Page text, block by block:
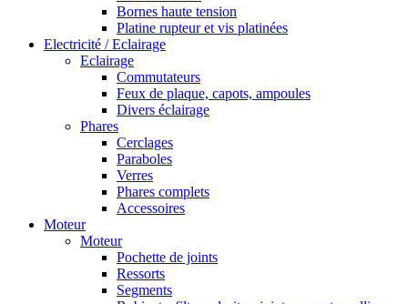
Bornes haute tension
Platine rupteur et vis platinées
Electricité / Eclairage
Eclairage
Commutateurs
Feux de plaque, capots, ampoules
Divers éclairage
Phares
Cerclages
Paraboles
Verres
Phares complets
Accessoires
Moteur
Moteur
Pochette de joints
Ressorts
Segments